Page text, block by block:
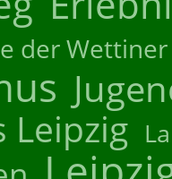
der Wettiner
Leipzig